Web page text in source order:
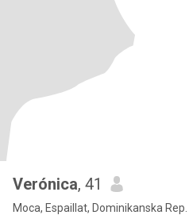
Verónica, 41
Moca, Espaillat, Dominikanska Rep.